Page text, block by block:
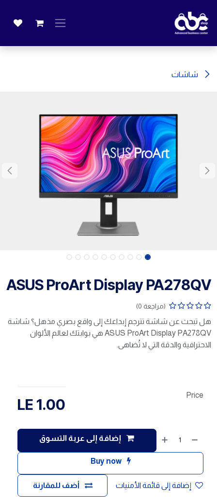
شاشات
ASUS ProArt Display PA278QV
(مراجعة 0)
هل تبحث عن شاشة تترجم إبداعك إلى واقع بصري مذهل؟ شاشة
ASUS ProArt Display PA278QV هي بوابتك لعالم الألوان
الاحترافية والدقة التي لا تُضاهى.
إضافة إلى عربة التسوق
Buy now
أضف للمقارنة إضافة إلى قائمة الأمنيات
Price
1.00